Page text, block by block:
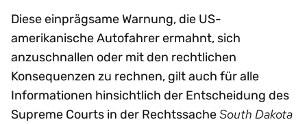
Diese einprägsame Warnung, die US-
amerikanische Autofahrer ermahnt, sich
anzuschnallen oder mit den rechtlichen
Konsequenzen zu rechnen, gilt auch für alle
Informationen hinsichtlich der Entscheidung des
Supreme Courts in der RechtssacheSouth Dakota